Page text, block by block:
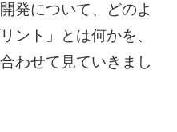
発について、どのよ
ント」とは何かを、
わせて見ていきまし